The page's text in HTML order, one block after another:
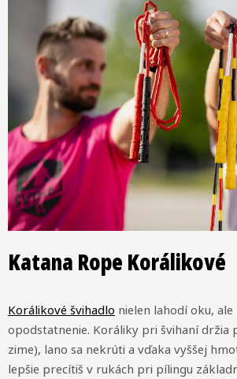
Katana Rope Korálikové
Korálikové švihadlo nielen lahodí oku, ale
opodstatnenie. Koráliky pri švihaní držia
zime), lano sa nekrúti a vďaka vyššej
lepšie precítiš v rukách pri pílingu